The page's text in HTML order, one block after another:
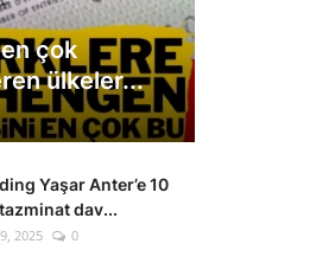
çok
ülkeler...
Yaşar Anter’e 10
dav...
2025 0